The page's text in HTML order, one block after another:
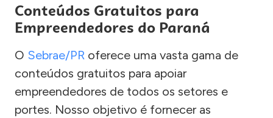
Conteúdos Gratuitos para
Empreendedores do Paraná
O Sebrae/PR oferece uma vasta gama de
conteúdos gratuitos para apoiar
empreendedores de todos os setores e
portes. Nosso objetivo é fornecer as